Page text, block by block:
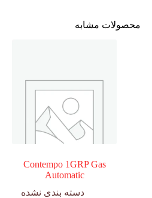
محصولات مشابه
Contempo 1GRP Gas
Automatic
دسته بندی نشده